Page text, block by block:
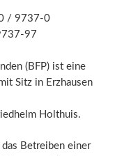
/ 9737-0
97
(BFP) ist eine
Sitz in Erzhausen
Holthuis.
Betreiben einer